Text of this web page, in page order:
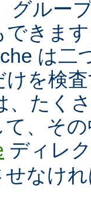
グルー
できま
は二
を検
、たく
て、そ
ディレ
せなけ